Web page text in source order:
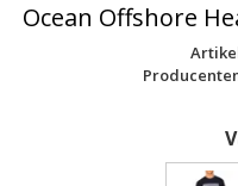
Ocean Offshore